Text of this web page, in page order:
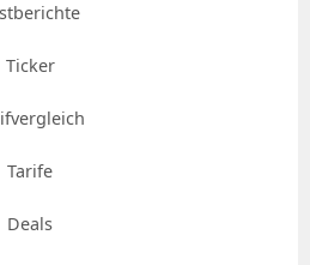
Ticker
Tarife
Deals